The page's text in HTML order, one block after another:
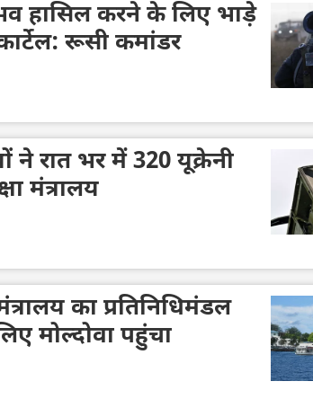
हासिल करने के लिए भाड़े
रूसी कमांडर
ने रात भर में 320 यूक्रेनी
मंत्रालय
का प्रतिनिधिमंडल
मोल्दोवा पहुंचा